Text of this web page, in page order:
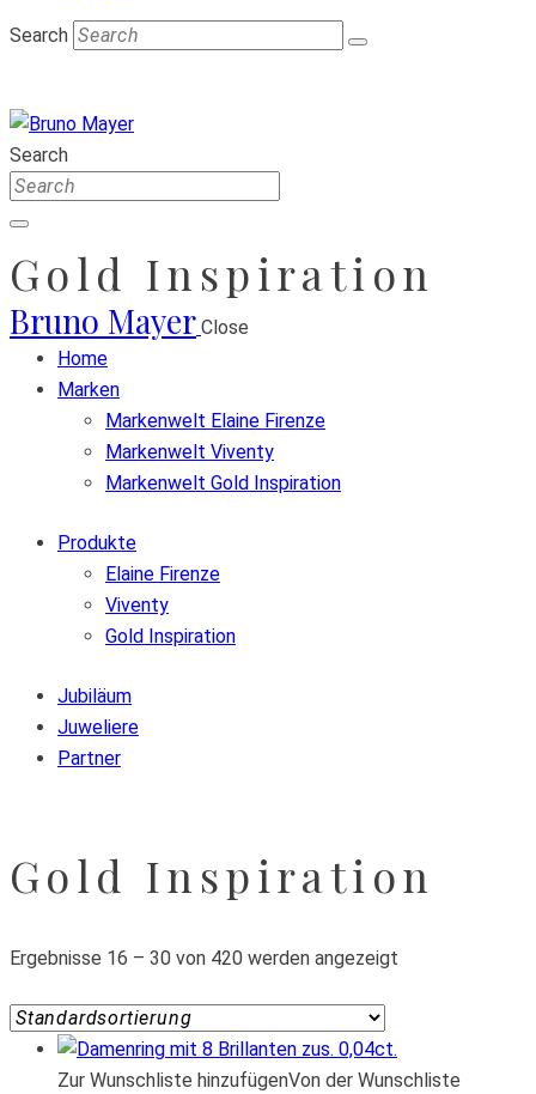
Search
Search
Gold Inspiration
Bruno Mayer Close
Home
Marken
Markenwelt Elaine Firenze
Markenwelt Viventy
Markenwelt Gold Inspiration
Produkte
Elaine Firenze
Viventy
Gold Inspiration
Jubiläum
Juweliere
Partner
Gold Inspiration
Ergebnisse 16 – 30 von 420 werden angezeigt
Zur Wunschliste hinzufügenVon der Wunschliste